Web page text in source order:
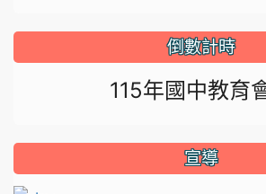
倒數計時
115年國中教育
宣導